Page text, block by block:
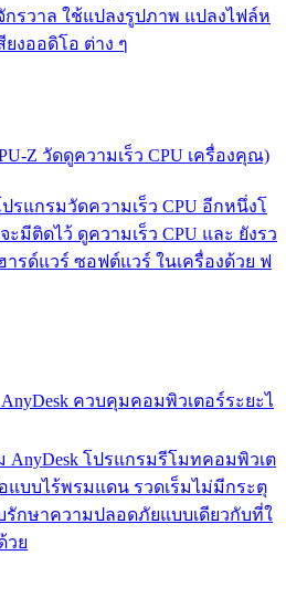
กรวาล ใช้แปลงรูปภาพ แปลงไฟล์ห
ยงออดิโอ ต่าง ๆ
Z วัดดูความเร็ว CPU เครื่องคุณ)
รแกรมวัดความเร็ว CPU อีกหนึ่งโ
มีติดไว้ ดูความเร็ว CPU และ ยังรว
รด์แวร์ ซอฟต์แวร์ ในเครื่องด้วย ฟ
ควบคุมคอมพิวเตอร์ระยะไ
AnyDesk โปรแกรมรีโมทคอมพิวเต
แบบไร้พรมแดน รวดเร็มไม่มีกระตุ
กษาความปลอดภัยแบบเดียวกับที่ใ
วย